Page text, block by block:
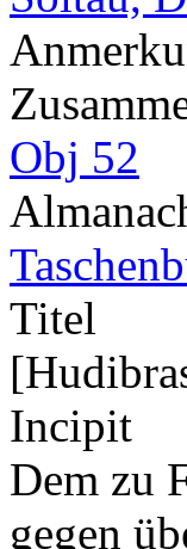
Obj 52
Titel
Incipit
Dem zu
gegen